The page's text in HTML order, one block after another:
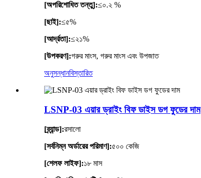
[অপরিশোধিত তন্তু]:≤০.২ %
[ছাই]:≤৫%
[আর্দ্রতা]:≤২১%
[উপকরণ]:গরুর মাংস, গরুর মাংস এবং উপজাত
অনুসন্ধানবিস্তারিত
LSNP-03 এয়ার ড্রাইং বিফ ডাইস ডগ ফুডের দাম
[ব্র্যান্ড]:রসালো
[সর্বনিম্ন অর্ডারের পরিমাণ]:৫০০ কেজি
[শেলফ লাইফ]:১৮ মাস